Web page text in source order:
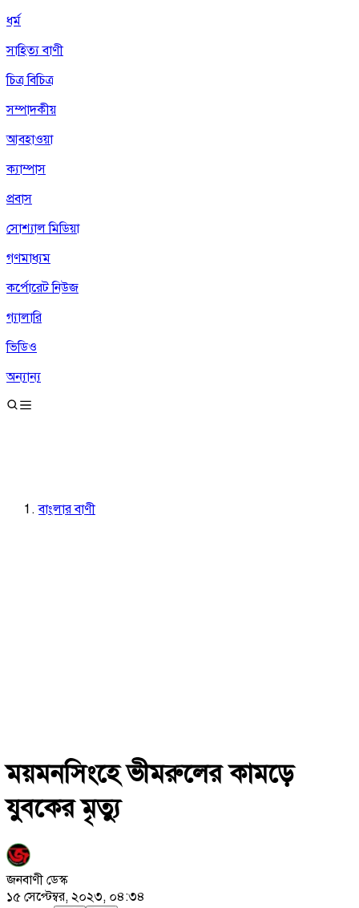
ধর্ম
সাহিত্য বাণী
চিত্র বিচিত্র
সম্পাদকীয়
আবহাওয়া
ক্যাম্পাস
প্রবাস
সোশ্যাল মিডিয়া
গণমাধ্যম
কর্পোরেট নিউজ
গ্যালারি
ভিডিও
অন্যান্য
বাংলার বাণী
ময়মনসিংহে ভীমরুলের কামড়ে
যুবকের মৃত্যু
জনবাণী ডেস্ক
১৫ সেপ্টেম্বর, ২০২৩, ০৪:৩৪